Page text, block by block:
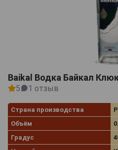
Baikal Водка Байкал
5 1 отзыв
Страна производства
Объём
Градус